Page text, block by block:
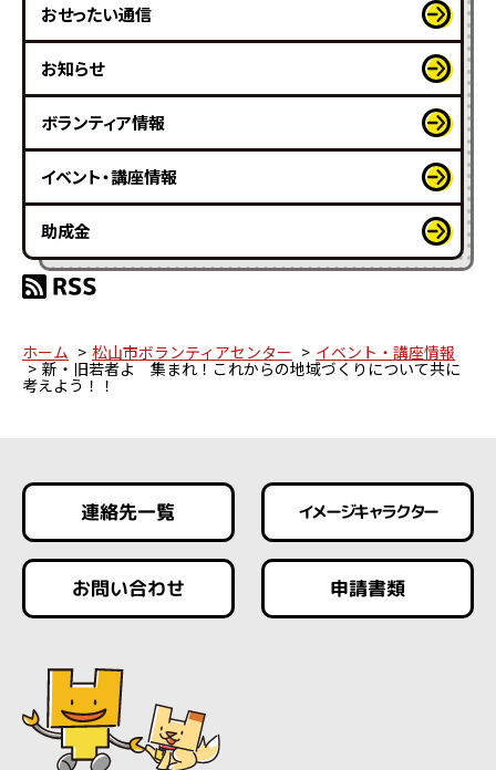
おせったい通信
お知らせ
ボランティア情報
イベント・講座情報
助成金
ホーム 松山市ボランティアセンター イベント・講座情報
新・旧若者よ 集まれ！これからの地域づくりについて共に
考えよう！！
連絡先一覧 イメージキャラクター
お問い合わせ 申請書類